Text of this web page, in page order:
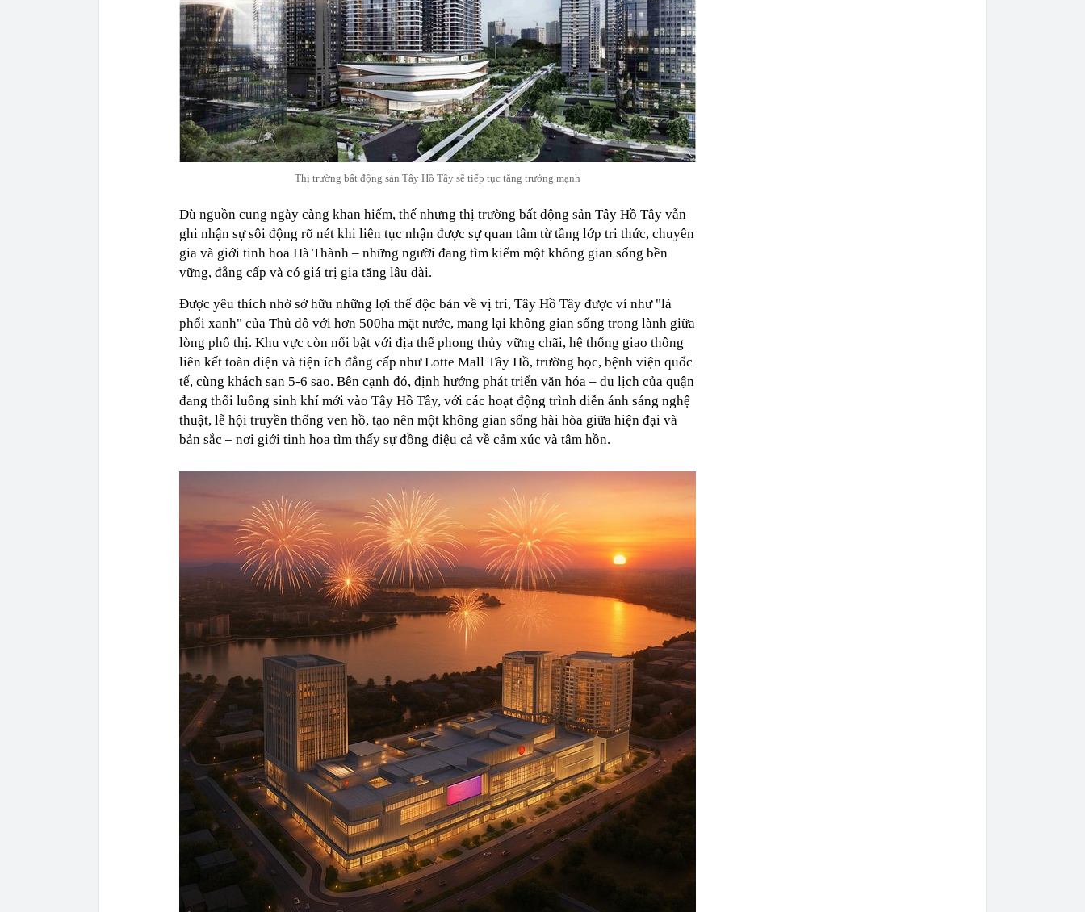
Thị trường bất động sản Tây Hồ Tây sẽ tiếp tục tăng trưởng mạnh
Dù nguồn cung ngày càng khan hiếm, thế nhưng thị trường bất động sản Tây Hồ Tây vẫn
ghi nhận sự sôi động rõ nét khi liên tục nhận được sự quan tâm từ tầng lớp tri thức, chuyên
gia và giới tinh hoa Hà Thành – những người đang tìm kiếm một không gian sống bền
vững, đẳng cấp và có giá trị gia tăng lâu dài.
Được yêu thích nhờ sở hữu những lợi thế độc bản về vị trí, Tây Hồ Tây được ví như "lá
phổi xanh" của Thủ đô với hơn 500ha mặt nước, mang lại không gian sống trong lành giữa
lòng phố thị. Khu vực còn nổi bật với địa thế phong thủy vững chãi, hệ thống giao thông
liên kết toàn diện và tiện ích đẳng cấp như Lotte Mall Tây Hồ, trường học, bệnh viện quốc
tế, cùng khách sạn 5-6 sao. Bên cạnh đó, định hướng phát triển văn hóa – du lịch của quận
đang thổi luồng sinh khí mới vào Tây Hồ Tây, với các hoạt động trình diễn ánh sáng nghệ
thuật, lễ hội truyền thống ven hồ, tạo nên một không gian sống hài hòa giữa hiện đại và
bản sắc – nơi giới tinh hoa tìm thấy sự đồng điệu cả về cảm xúc và tâm hồn.